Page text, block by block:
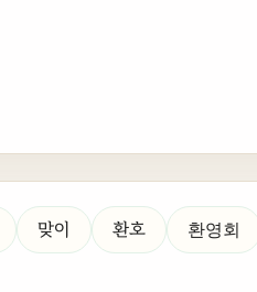
맞이 환호 환영회